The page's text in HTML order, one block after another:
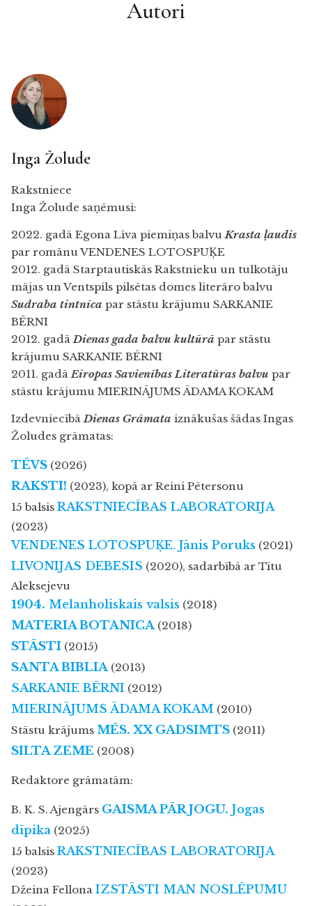
Autori
Inga Žolude
Rakstniece
Inga Žolude saņēmusi:
2022. gadā Egona Līva piemiņas balvu Krasta ļaudis
par romānu VENDENES LOTOSPUĶE
2012. gadā Starptautiskās Rakstnieku un tulkotāju
mājas un Ventspils pilsētas domes literāro balvu
Sudraba tintnīca par stāstu krājumu SARKANIE
BĒRNI
2012. gadāDienas gada balvu kultūrā par stāstu
krājumu SARKANIE BĒRNI
2011. gadāEiropas Savienības Literatūras balvu par
stāstu krājumu MIERINĀJUMS ĀDAMA KOKAM
IzdevniecībāDienas Grāmata iznākušas šādas Ingas
Žoludes grāmatas:
TĒVS (2026)
RAKSTI! (2023), kopā ar Reini Pētersonu
15 balsis RAKSTNIECĪBAS LABORATORIJA
(2023)
VENDENES LOTOSPUĶE. Jānis Poruks (2021)
LIVONIJAS DEBESIS (2020), sadarbībā ar Tītu
Aleksejevu
1904. Melanholiskais valsis (2018)
MATERIA BOTANICA(2018)
STĀSTI (2015)
SANTA BIBLIA(2013)
SARKANIE BĒRNI (2012)
MIERINĀJUMS ĀDAMA KOKAM (2010)
Stāstu krājums MĒS. XX GADSIMTS (2011)
SILTA ZEME (2008)
Redaktore grāmatām:
B. K. S. Ajengārs GAISMA PĀR JOGU. Jogas
dīpika (2025)
15 balsis RAKSTNIECĪBAS LABORATORIJA
(2023)
Džeina Fellona IZSTĀSTI MAN NOSLĒPUMU